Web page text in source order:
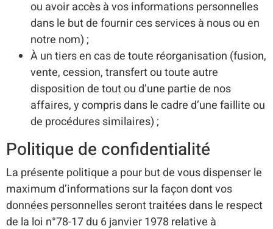
ou avoir accès à vos informations personnelles
dans le but de fournir ces services à nous ou en
notre nom) ;
À un tiers en cas de toute réorganisation (fusion,
vente, cession, transfert ou toute autre
disposition de tout ou d’une partie de nos
affaires, y compris dans le cadre d’une faillite ou
de procédures similaires) ;
Politique de confidentialité
La présente politique a pour but de vous dispenser le
maximum d’informations sur la façon dont vos
données personnelles seront traitées dans le respect
de la loi n°78-17 du 6 janvier 1978 relative à